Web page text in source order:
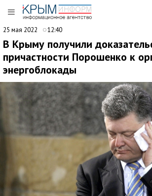
25 мая 2022 12:40
В Крыму получили
причастности Порошенко к
энергоблокады